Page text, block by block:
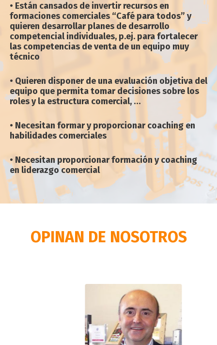
• Están cansados de invertir recursos en
formaciones comerciales “Café para todos” y
quieren desarrollar planes de desarrollo
competencial individuales, p.ej. para fortalecer
las competencias de venta de un equipo muy
técnico
• Quieren disponer de una evaluación objetiva del
equipo que permita tomar decisiones sobre los
roles y la estructura comercial, …
• Necesitan formar y proporcionar coaching en
habilidades comerciales
• Necesitan proporcionar formación y coaching
en liderazgo comercial
OPINAN DE NOSOTROS